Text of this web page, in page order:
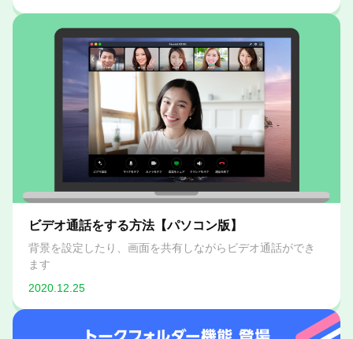
ビデオ通話をする方法【パソコン版】
背景を設定したり、画面を共有しながらビデオ通話ができ
ます
2020.12.25